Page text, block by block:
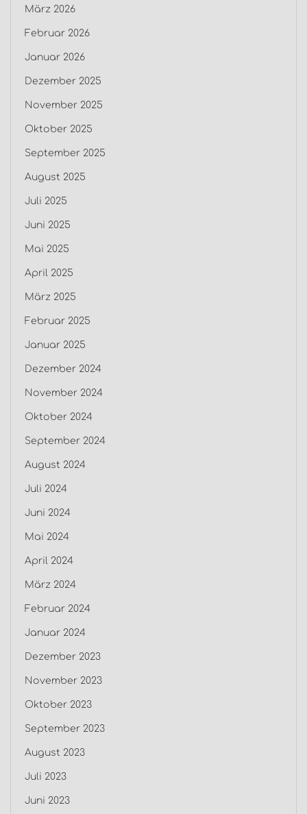
März 2026
Februar 2026
Januar 2026
Dezember 2025
November 2025
Oktober 2025
September 2025
August 2025
Juli 2025
Juni 2025
Mai 2025
April 2025
März 2025
Februar 2025
Januar 2025
Dezember 2024
November 2024
Oktober 2024
September 2024
August 2024
Juli 2024
Juni 2024
Mai 2024
April 2024
März 2024
Februar 2024
Januar 2024
Dezember 2023
November 2023
Oktober 2023
September 2023
August 2023
Juli 2023
Juni 2023